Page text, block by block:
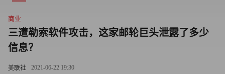
商业
三遭勒索软件攻击，这家邮轮巨头泄露了多少
信息？
美联社 2021-06-22 19:30